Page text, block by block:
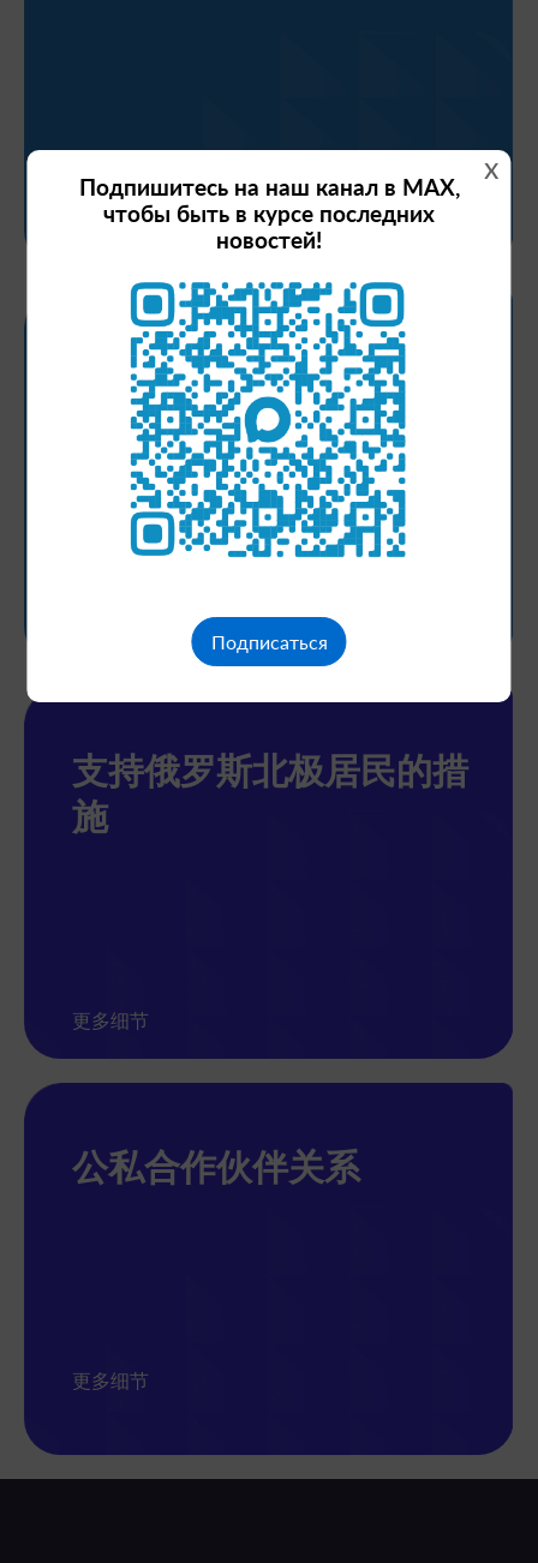
更多细节
经济支持
支持俄罗斯北极居民的措
施
更多细节
公私合作伙伴关系
更多细节
Подпишитесь на наш канал в MAX,
чтобы быть в курсе последних
новостей!
Подписаться
x